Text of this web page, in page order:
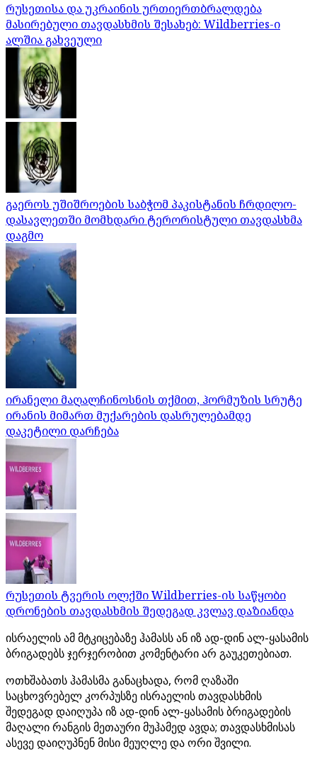
რუსეთისა და უკრაინის ურთიერთბრალდება
მასირებული თავდასხმის შესახებ: Wildberries-ი
ალშია გახვეული
გაეროს უშიშროების საბჭომ პაკისტანის ჩრდილო-
დასავლეთში მომხდარი ტერორისტული თავდასხმა
დაგმო
ირანელი მაღალჩინოსნის თქმით, ჰორმუზის სრუტე
ირანის მიმართ მუქარების დასრულებამდე
დაკეტილი დარჩება
რუსეთის ტვერის ოლქში Wildberries-ის საწყობი
დრონების თავდასხმის შედეგად კვლავ დაზიანდა
ისრაელის ამ მტკიცებაზე ჰამასს ან იზ ად-დინ ალ-ყასამის
ბრიგადებს ჯერჯერობით კომენტარი არ გაუკეთებიათ.
ოთხშაბათს ჰამასმა განაცხადა, რომ ღაზაში
საცხოვრებელ კორპუსზე ისრაელის თავდასხმის
შედეგად დაიღუპა იზ ად-დინ ალ-ყასამის ბრიგადების
მაღალი რანგის მეთაური მუჰამედ ავდა; თავდასხმისას
ასევე დაიღუპნენ მისი მეუღლე და ორი შვილი.